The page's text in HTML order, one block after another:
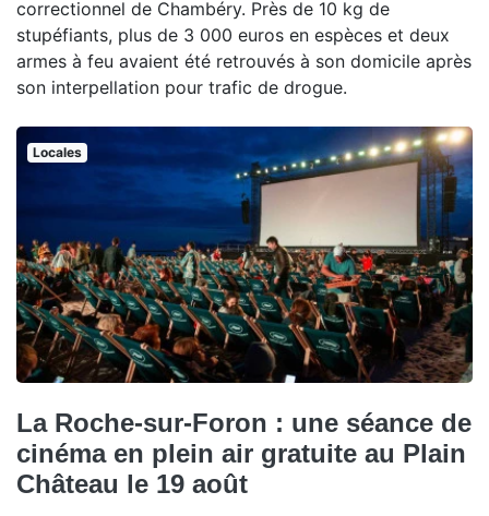
correctionnel de Chambéry. Près de 10 kg de
stupéfiants, plus de 3 000 euros en espèces et deux
armes à feu avaient été retrouvés à son domicile après
son interpellation pour trafic de drogue.
Locales
La Roche-sur-Foron : une séance de
cinéma en plein air gratuite au Plain
Château le 19 août